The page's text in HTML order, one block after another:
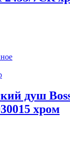
душ
хром